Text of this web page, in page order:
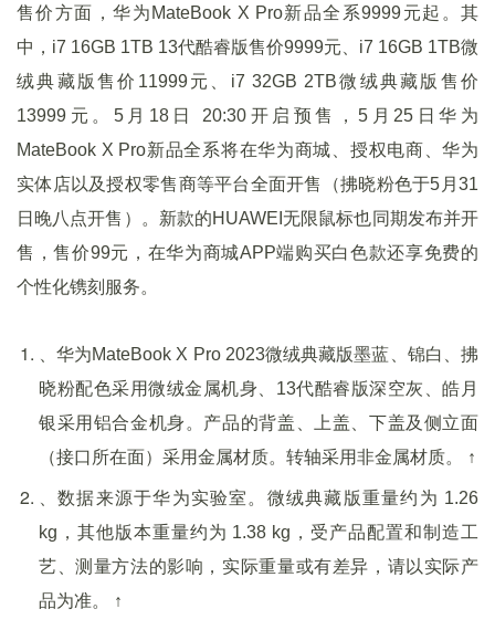
售价方面，华为MateBook X Pro新品全系9999元起。其
中，i7 16GB 1TB 13代酷睿版售价9999元、i7 16GB 1TB微
绒典藏版售价11999元、i7 32GB 2TB微绒典藏版售价
13999元。5月18日 20:30开启预售，5月25日华为
MateBook X Pro新品全系将在华为商城、授权电商、华为
实体店以及授权零售商等平台全面开售（拂晓粉色于5月31
日晚八点开售）。新款的HUAWEI无限鼠标也同期发布并开
售，售价99元，在华为商城APP端购买白色款还享免费的
个性化镌刻服务。
、华为MateBook X Pro 2023微绒典藏版墨蓝、锦白、拂
晓粉配色采用微绒金属机身、13代酷睿版深空灰、皓月
银采用铝合金机身。产品的背盖、上盖、下盖及侧立面
（接口所在面）采用金属材质。转轴采用非金属材质。 ↑
、数据来源于华为实验室。微绒典藏版重量约为 1.26
kg，其他版本重量约为 1.38 kg，受产品配置和制造工
艺、测量方法的影响，实际重量或有差异，请以实际产
品为准。 ↑